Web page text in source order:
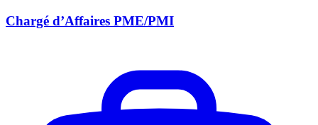
Chargé d’Affaires PME/PMI